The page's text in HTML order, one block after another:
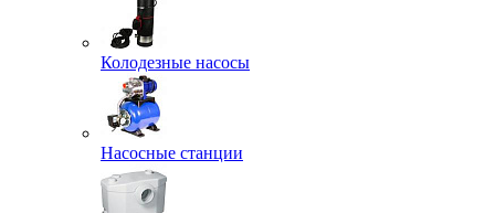
Колодезные насосы
Насосные станции